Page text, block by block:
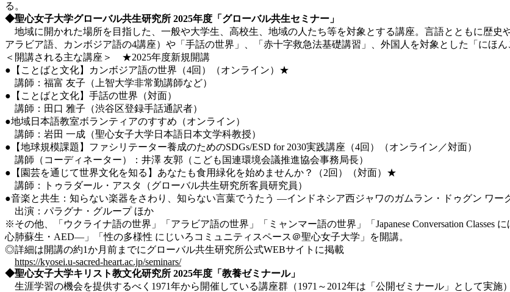
る。
◆聖心女子大学グローバル共生研究所 2025年度「グローバル共生セミナー」
地域に開かれた場所を目指した、一般や大学生、高校生、地域の人たち等を対象とする講座。言語とともに歴史
アラビア語、カンボジア語の4講座）や「手話の世界」、「赤十字救急法基礎講習」、外国人を対象とした「にほん
＜開講される主な講座＞ ★2025年度新規開講
●【ことばと文化】カンボジア語の世界（4回）（オンライン）★
講師：福富 友子（上智大学非常勤講師など）
●【ことばと文化】手話の世界（対面）
講師：田口 雅子（渋谷区登録手話通訳者）
●地域日本語教室ボランティアのすすめ（オンライン）
講師：岩田 一成（聖心女子大学日本語日本文学科教授）
●【地球規模課題】ファシリテーター養成のためのSDGs/ESD for 2030実践講座（4回）（オンライン／対面）
講師（コーディネーター）：井澤 友郭（こども国連環境会議推進協会事務局長）
●【園芸を通じて世界文化を知る】あなたも食用緑化を始めませんか？（2回）（対面）★
講師：トゥラダール・アスタ（グローバル共生研究所客員研究員）
●音楽と共生：知らない楽器をさわり、知らない言葉でうたう ―インドネシア西ジャワのガムラン・ドゥグン ワ
出演：パラグナ・グループ ほか
※その他、「ウクライナ語の世界」「アラビア語の世界」「ミャンマー語の世界」「Japanese Conversation
心肺蘇生・AED―」「性の多様性 にじいろコミュニティスペース＠聖心女子大学」を開講。
◎詳細は開講の約1か月前までにグローバル共生研究所公式WEBサイトに掲載
https://kyosei.u-sacred-heart.ac.jp/seminars/
◆聖心女子大学キリスト教文化研究所 2025年度「教養ゼミナール」
生涯学習の機会を提供するべく1971年から開催している講座群（1971～2012年は「公開ゼミナール」として実